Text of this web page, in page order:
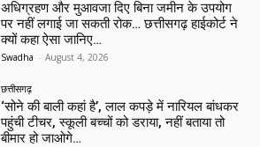
अधिग्रहण और मुआवजा दिए बिना जमीन के उपयोग
पर नहीं लगाई जा सकती रोक… छत्तीसगढ़ हाईकोर्ट ने
क्यों कहा ऐसा जानिए…
Swadha - August 4, 2026
छत्तीसगढ़
‘सोने की बाली कहां है’, लाल कपड़े में नारियल बांधकर
पहुंची टीचर, स्कूली बच्चों को डराया, नहीं बताया तो
बीमार हो जाओगे…